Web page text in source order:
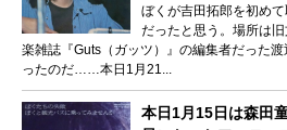
ぼくが吉田拓郎を初め
だったと思う。場所は
楽雑誌『Guts（ガッツ）』の編集者だった
ったのだ……本日1月21...
本日1月15日は森田